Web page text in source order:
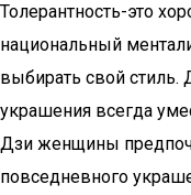
Толерантность-это
национальный
выбирать свой стиль.
украшения всегда
Дзи женщины
повседневного